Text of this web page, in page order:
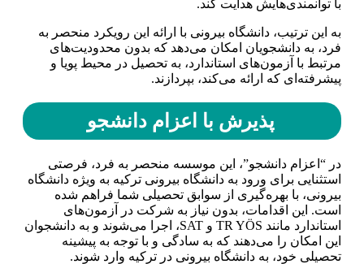
با توانمندی‌هایش هدایت کند.
به این ترتیب، دانشگاه بیرونی با ارائه این رویکرد منحصر به
فرد، به دانشجویان امکان می‌دهد که بدون محدودیت‌های
مرتبط با آزمون‌های استاندارد، به تحصیل در محیط پویا و
پیشرفته‌ای که ارائه می‌کند، بپردازند.
پذیرش با اعزام دانشجو
در “اعزام دانشجو”، این موسسه منحصر به فرد، فرصتی
استثنایی برای ورود به دانشگاه بیرونی ترکیه به ویژه دانشگاه
بیرونی، با بهره‌گیری از سوابق تحصیلی شما فراهم شده
است. این اقدامات، بدون نیاز به شرکت در آزمون‌های
استاندارد مانند TR YÖS و SAT، اجرا می‌شوند و به دانشجوان
این امکان را می‌دهند که به سادگی و با توجه به پیشینه
تحصیلی خود، به دانشگاه بیرونی در ترکیه وارد شوند.